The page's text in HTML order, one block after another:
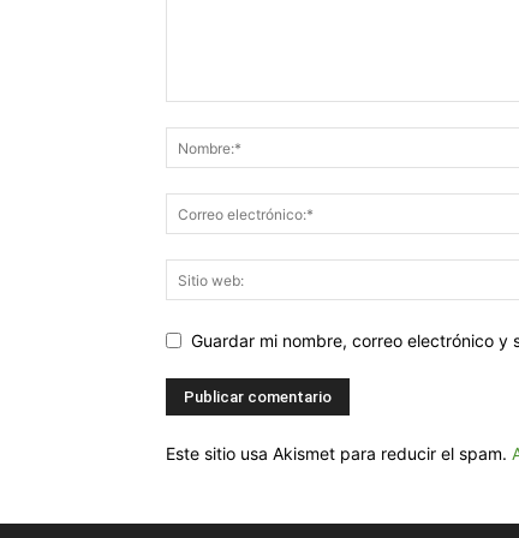
Guardar mi nombre, correo electrónico
Este sitio usa Akismet para reducir el spam.